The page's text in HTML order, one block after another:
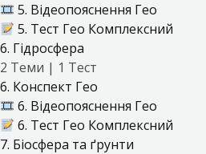
5. Відеопояснення Гео
5. Тест Гео Комплексний
6. Гідросфера
2 Теми | 1 Тест
6. Конспект Гео
6. Відеопояснення Гео
6. Тест Гео Комплексний
7. Біосфера та ґрунти